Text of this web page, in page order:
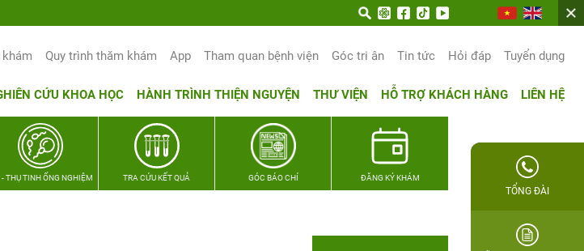
Quy trình thăm khám App Tham quan bệnh viện Góc tri ân Tin tức Hỏi đáp Tuyển dụng
CỨU KHOA HỌC HÀNH TRÌNH THIỆN NGUYỆN THƯ VIỆN HỖ TRỢ KHÁCH HÀNG LIÊN HỆ
THỤ TINH ỐNG NGHIỆM TRA CỨU KẾT QUẢ GÓC BÁO CHÍ ĐĂNG KÝ KHÁM
TỔNG ĐÀI